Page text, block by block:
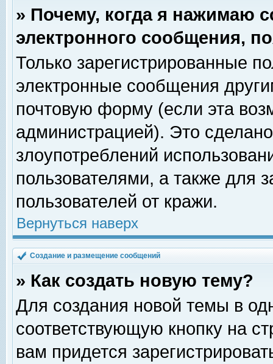
» Почему, когда я нажимаю
электронного сообщения,
Только зарегистрированные
электронные сообщения
почтовую форму (если эта
администрацией). Это
злоупотреблений
пользователями, а также для
пользователей от кражи.
Вернуться наверх
Создание и размещение сообщений
» Как создать новую тему?
Для создания новой темы в
соответствующую кнопку на
вам придется